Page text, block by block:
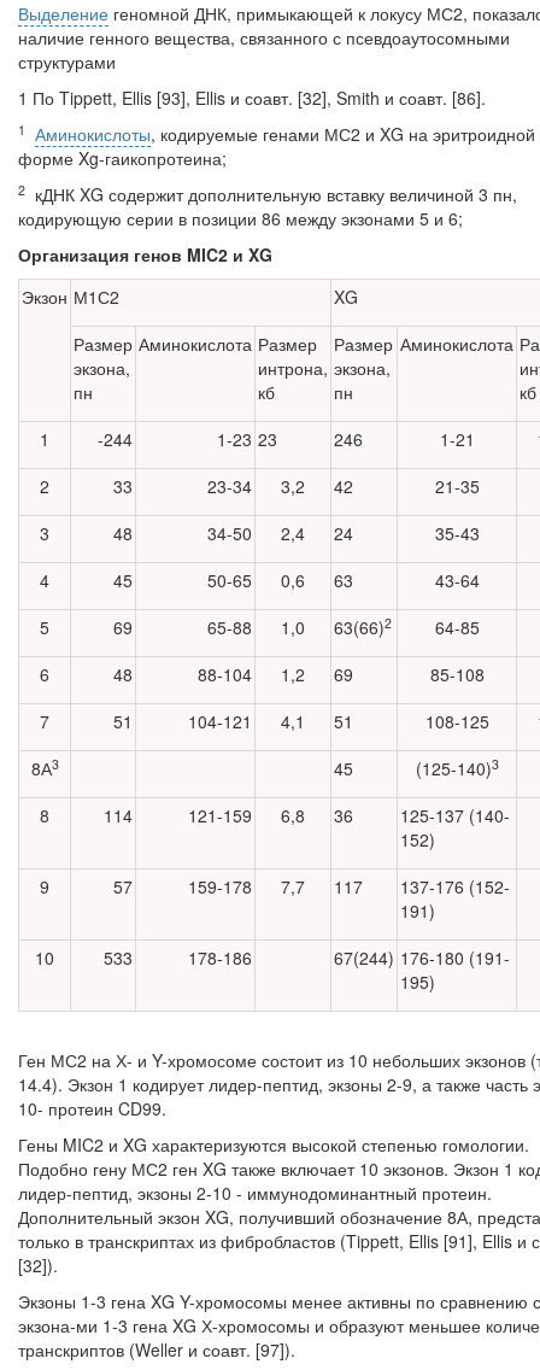
Выделение геномной ДНК, примыкающей к локусу МС2,
нали­чие генного вещества, связанного с псевдоаутосомными
структурами
1 По Tippett, Ellis [93], Ellis и соавт. [32], Smith и соавт. [86].
1 Аминокислоты, кодируемые генами МС2 и XG на эритроидной
форме Xg-гаикопротеина;
2 кДНК XG содержит дополнительную вставку величиной 3 пн,
кодирующую серии в пози­ции 86 между экзонами 5 и 6;
Организация генов MIC2 и XG
Экзон М1С2
XG
Размер
экзона,
пн
Аминокислота Размер
интрона,
кб
Размер
экзона,
пн
Аминокислота
кб
1
-244 1-23 23 246 1-21
2
33 23-34 3,2 42
21-35
3
48 34-50 2,4 24
35-43
4
45 50-65 0,6 63
43-64
5
69 65-88 1,0 63(66)2
64-85
6
48 88-104 1,2 69
85-108
7
51 104-121 4,1 51 108-125
8А3 45 (125-140)3
8 114 121-159 6,8 36
125-137 (140-
152)
9
57 159-178 7,7 117
137-176 (152-
191)
10
533 178-186 67(244) 176-180 (191-
195)
Ген МС2 на Х- и Y-хромосоме состоит из 10 небольших экзонов
14.4). Экзон 1 кодирует лидер-пептид, экзоны 2-9, а также часть
10- протеин CD99.
Гены MIC2 и XG характеризуются высокой степенью гомологии.
Подобно гену МС2 ген XG также включает 10 экзонов. Экзон 1
лидер-пептид, экзоны 2-10 - иммунодоминантный протеин.
Дополнительный экзон XG, получивший обозначение 8А,
только в транскриптах из фибробластов (Tippett, Ellis [91], Ellis и
[32]).
Экзоны 1-3 гена XG Y-хромосомы менее активны по сравнению с
экзона-ми 1-3 гена XG Х-хромосомы и образуют меньшее
транскриптов (Weller и соавт. [97]).